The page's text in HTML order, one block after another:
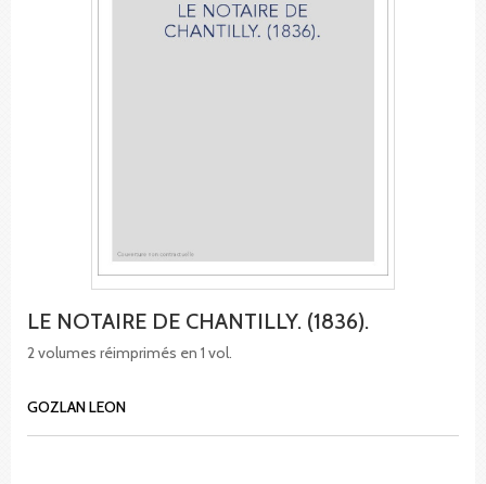
LE NOTAIRE DE CHANTILLY. (1836).
2 volumes réimprimés en 1 vol.
GOZLAN LEON